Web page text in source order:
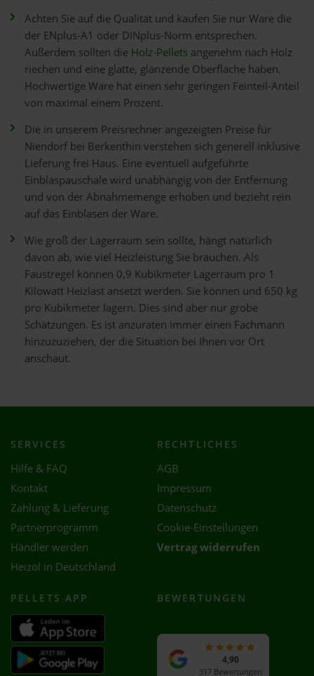
Achten Sie auf die Qualität und kaufen Sie nur Ware die
der ENplus-A1 oder DINplus-Norm entsprechen.
Außerdem sollten die Holz-Pellets angenehm nach Holz
riechen und eine glatte, glänzende Oberfläche haben.
Hochwertige Ware hat einen sehr geringen Feinteil-Anteil
von maximal einem Prozent.
Die in unserem Preisrechner angezeigten Preise für
Niendorf bei Berkenthin verstehen sich generell inklusive
Lieferung frei Haus. Eine eventuell aufgeführte
Einblaspauschale wird unabhängig von der Entfernung
und von der Abnahmemenge erhoben und bezieht rein
auf das Einblasen der Ware.
Wie groß der Lagerraum sein sollte, hängt natürlich
davon ab, wie viel Heizleistung Sie brauchen. Als
Faustregel können 0,9 Kubikmeter Lagerraum pro 1
Kilowatt Heizlast ansetzt werden. Sie können und 650 kg
pro Kubikmeter lagern. Dies sind aber nur grobe
Schätzungen. Es ist anzuraten immer einen Fachmann
hinzuzuziehen, der die Situation bei Ihnen vor Ort
anschaut.
SERVICES
Hilfe & FAQ
Kontakt
Zahlung & Lieferung
Partnerprogramm
Händler werden
Heizöl in Deutschland
RECHTLICHES
AGB
Impressum
Datenschutz
Cookie-Einstellungen
Vertrag widerrufen
PELLETS APP BEWERTUNGEN
4,90
317 Bewertungen